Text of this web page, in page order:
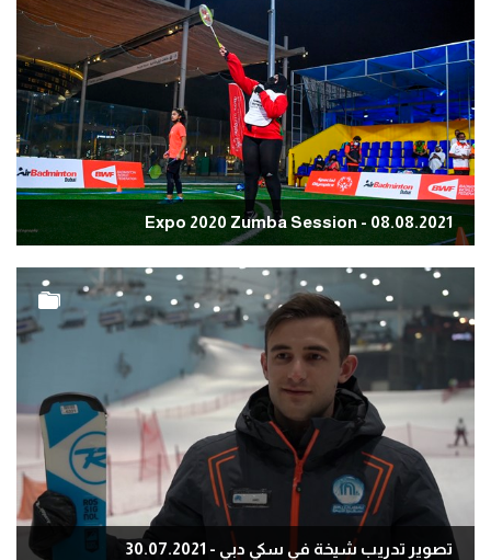
Expo 2020 Zumba Session - 08.08.2021
تصوير تدريب شيخة في سكي دبي - 30.07.2021